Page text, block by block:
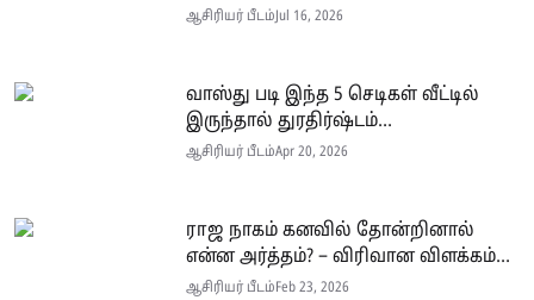
ஆசிரியர் பீடம் Jul 16, 2026
வாஸ்து படி இந்த 5 செடிகள் வீட்டில்
இருந்தால் துரதிர்ஷ்டம்...
ஆசிரியர் பீடம்Apr 20, 2026
ராஜ நாகம் கனவில் தோன்றினால்
என்ன அர்த்தம்? – விரிவான விளக்கம்...
ஆசிரியர் பீடம்Feb 23, 2026